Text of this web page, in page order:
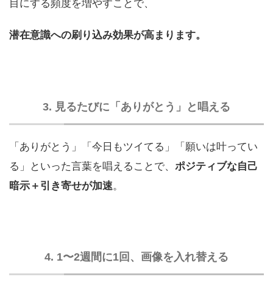
目にする頻度を増やすことで、
潜在意識への刷り込み効果が高まります。
3. 見るたびに「ありがとう」と唱える
「ありがとう」「今日もツイてる」「願いは叶ってい
る」といった言葉を唱えることで、 ポジティブな自己
暗示＋引き寄せが加速。
4. 1〜2週間に1回、画像を入れ替える